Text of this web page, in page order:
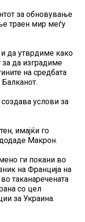
за обновување
траен мир меѓу
да утврдиме како
за да изградиме
на средбата
Балканот.
создава услови за
имајќи го
додаде Макрон.
ги покани во
на Франција на
таканаречената
со цел
за Украина.